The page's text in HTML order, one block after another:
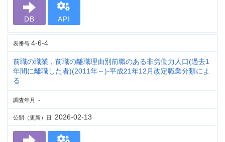
DB API
表番号 4-6-4
前職の職業，前職の離職理由別前職のある非労働力人口(過去1
年間に離職した者)(2011年～)-平成21年12月改定職業分類によ
る
調査年月 -
公開（更新）日 2026-02-13